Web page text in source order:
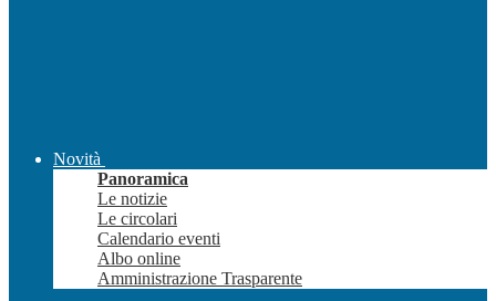
Novità
Panoramica
Le notizie
Le circolari
Calendario eventi
Albo online
Amministrazione Trasparente